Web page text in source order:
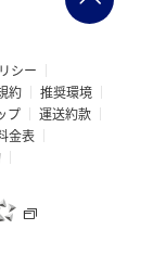
シー
約
推奨環境
プ
運送約款
金表